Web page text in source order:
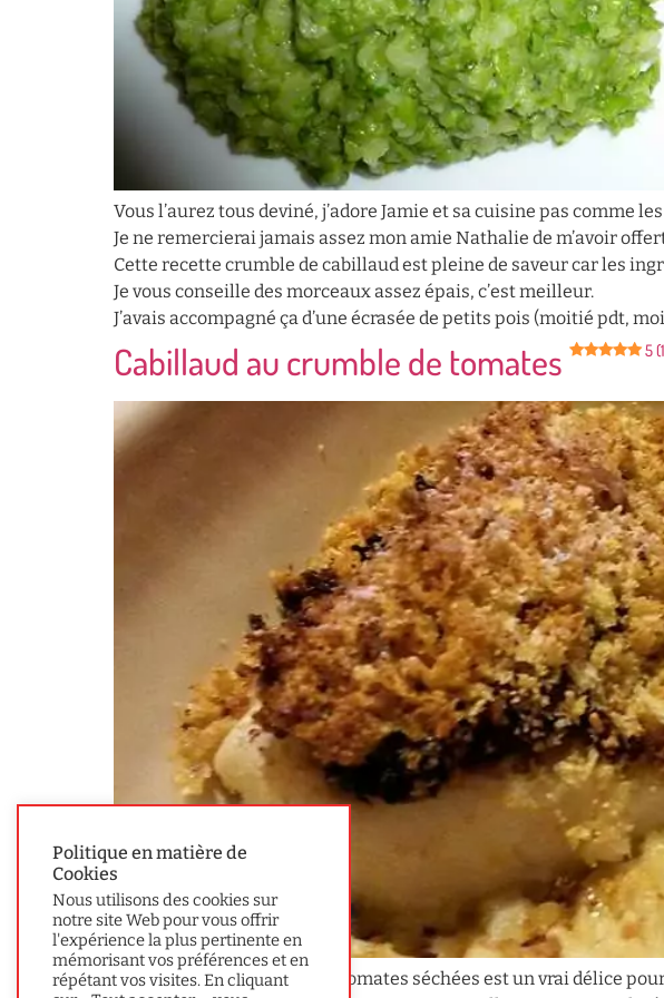
Vous l’aurez tous deviné, j’adore Jamie et sa cuisine pas comme
Je ne remercierai jamais assez mon amie Nathalie de m’avoir
Cette recette crumble de cabillaud est pleine de saveur car les
Je vous conseille des morceaux assez épais, c’est meilleur.
J’avais accompagné ça d’une écrasée de petits pois (moitié pdt,
Cabillaud au crumble de tomates 5
Ce cabillaud au crumble de tomates séchées est un vrai délice
Politique en matière de
Cookies
Nous utilisons des cookies sur
notre site Web pour vous offrir
l'expérience la plus pertinente en
mémorisant vos préférences et en
répétant vos visites. En cliquant